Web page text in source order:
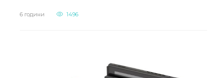
6 години 1496